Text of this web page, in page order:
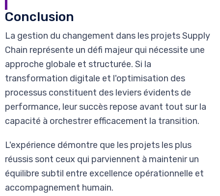
Conclusion
La gestion du changement dans les projets Supply
Chain représente un défi majeur qui nécessite une
approche globale et structurée. Si la
transformation digitale et l'optimisation des
processus constituent des leviers évidents de
performance, leur succès repose avant tout sur la
capacité à orchestrer efficacement la transition.
L'expérience démontre que les projets les plus
réussis sont ceux qui parviennent à maintenir un
équilibre subtil entre excellence opérationnelle et
accompagnement humain.